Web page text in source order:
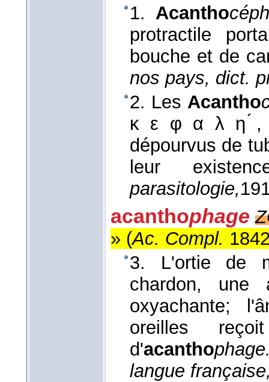
1. Acantho
protractile
bouche et de
nos pays, dict.
2. Les Acantho
κ ε φ α λ η ́,
dépourvus de
leur
parasitologie,
acanthophage
» (Ac. Compl.
3. L'ortie de
chardon, une
oxyachante;
oreilles
d'acantho
langue